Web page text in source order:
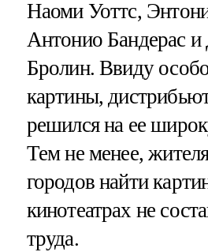
Наоми Уоттс,
Антонио Бандерас
Бролин. Ввиду
картины,
решился на ее
Тем не менее,
городов найти
кинотеатрах не
труда.